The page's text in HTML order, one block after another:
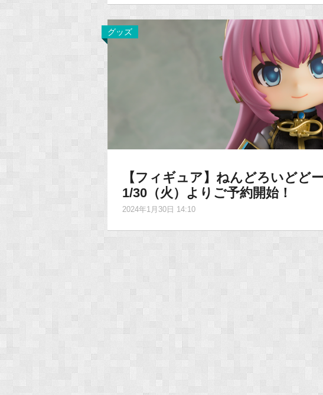
グッズ
【フィギュア】ねんどろいどど
1/30（火）よりご予約開始！
2024年1月30日 14:10